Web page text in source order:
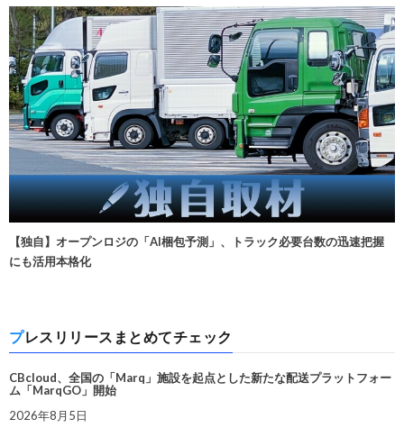
【独自】オープンロジの「AI梱包予測」、トラック必要台数の迅速把握
にも活用本格化
プレスリリースまとめてチェック
CBcloud、全国の「Marq」施設を起点とした新たな配送プラットフォー
ム「MarqGO」開始
2026年8月5日